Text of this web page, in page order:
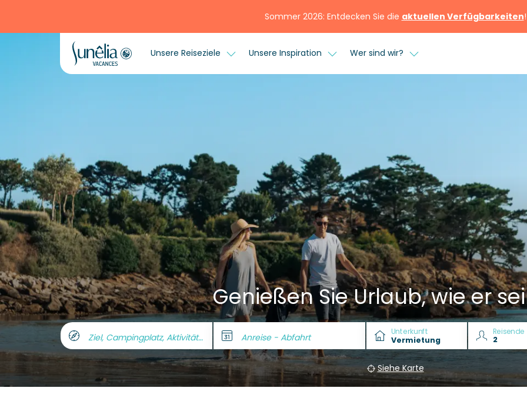
Sommer 2026: Entdecken Sie die aktuellen Verfügbarkeiten!
Unsere Reiseziele Unsere Inspiration Wer sind wir?
Genießen Sie Urlaub, wie er
Ziel, Campingplatz, Aktivität, unsw. Anreise - Abfahrt Unterkunft Reisende
Siehe Karte